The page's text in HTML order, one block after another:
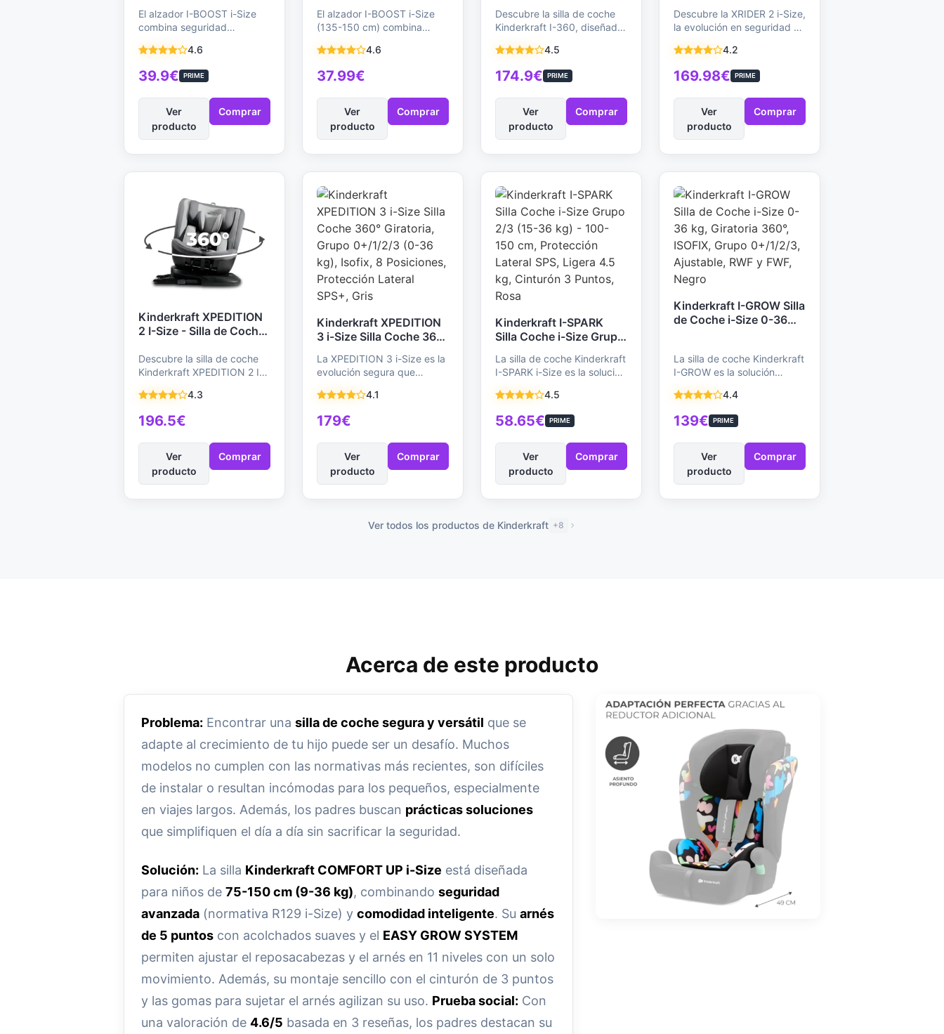
Ergonómico, Cómodo y
Seguro para Niños de 9
a 12 Años - Negro
El alzador I-BOOST i-Size
combina seguridad
R129) y máxima comodidad
para niños de…
4.6
39.9€ PRIME
Ver
producto
Comprar
Ergonómico, Espuma
Cómoda, Fácil
Instalación, Rosa - Para
El alzador I-BOOST i-Size
(135-150 cm) combina
para niños de 9 a…
4.6
37.99€
Ver
producto
Comprar
ISOFIX, Grupo 0+/1/2/3,
Ajustable, RWF y FWF,
Negro - Seguridad
Descubre la silla de coche
Kinderkraft I-360, diseñada
años).…
4.5
174.9€ PRIME
Ver
producto
Comprar
(40-150 cm), 5 Puntos,
ISOFIX, Contramarcha,
Gris - Máxima Seguridad
Descubre la XRIDER 2 i-Size,
la evolución en seguridad y
Con…
4.2
169.98€ PRIME
Ver
producto
Comprar
Kinderkraft XPEDITION
2 I-Size - Silla de Coche
0+/1/2/3 (0-36 kg),
ISOFIX, 5 Posiciones
Ajustables, Gris
Descubre la silla de coche
Kinderkraft XPEDITION 2 I-
con tu pequeño.…
4.3
196.5€
Ver
producto
Comprar
Kinderkraft XPEDITION
3 i-Size Silla Coche 360°
0+/1/2/3 (0-36 kg),
Isofix, 8 Posiciones,
Protección Lateral
La XPEDITION 3 i-Size es la
evolución segura que
lateral SPS+ y…
4.1
179€
Ver
producto
Comprar
Kinderkraft I-SPARK
Silla Coche i-Size Grupo
150 cm, Protección
Lateral SPS, Ligera 4.5
kg, Cinturón 3 Puntos,
La silla de coche Kinderkraft
I-SPARK i-Size es la solución
niños…
4.5
58.65€ PRIME
Ver
producto
Comprar
Kinderkraft I-GROW Silla
de Coche i-Size 0-36
Ajustable, RWF y FWF,
Negro
La silla de coche Kinderkraft
I-GROW es la solución
comodidad…
4.4
139€ PRIME
Ver
producto
Comprar
Ver todos los productos de Kinderkraft +8
Acerca de este producto
Problema: Encontrar una silla de coche segura y versátil que se
adapte al crecimiento de tu hijo puede ser un desafío. Muchos
modelos no cumplen con las normativas más recientes, son difíciles
de instalar o resultan incómodas para los pequeños, especialmente
en viajes largos. Además, los padres buscan prácticas soluciones
que simplifiquen el día a día sin sacrificar la seguridad.
Solución: La silla Kinderkraft COMFORT UP i-Size está diseñada
para niños de 75-150 cm (9-36 kg), combinando seguridad
avanzada (normativa R129 i-Size) y comodidad inteligente. Su arnés
de 5 puntos con acolchados suaves y el EASY GROW SYSTEM
permiten ajustar el reposacabezas y el arnés en 11 niveles con un solo
movimiento. Además, su montaje sencillo con el cinturón de 3 puntos
y las gomas para sujetar el arnés agilizan su uso. Prueba social: Con
una valoración de 4.6/5 basada en 3 reseñas, los padres destacan su